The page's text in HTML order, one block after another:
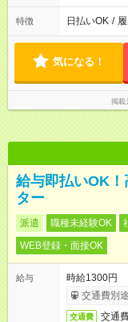
特徴 日払いOK /
気になる！
掲載
給与即払いOK
ター
派遣 職種未経験OK
WEB登録・面接OK
給与
時給1300円
交通費別
交通費 交通